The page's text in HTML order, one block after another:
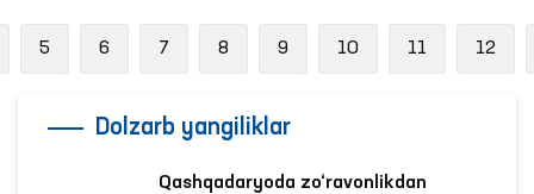
5 6 7 8 9 10 11 12
Dolzarb yangiliklar
Qashqadaryoda zo‘ravonlikdan